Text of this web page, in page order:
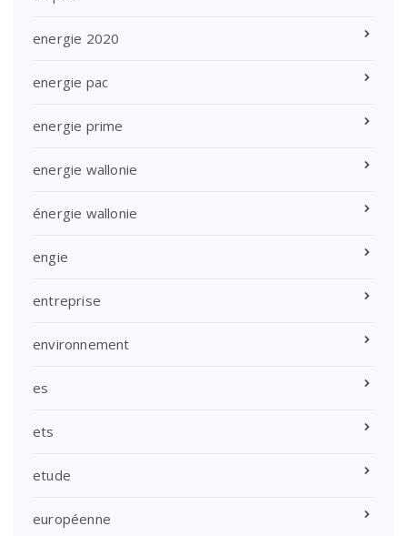
energie 2020
energie pac
energie prime
energie wallonie
énergie wallonie
engie
entreprise
environnement
es
ets
etude
européenne